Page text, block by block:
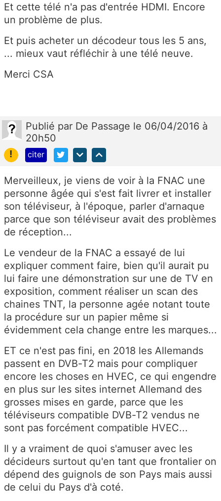
Et cette télé n'a pas d'entrée HDMI. Encore
un problème de plus.
Et puis acheter un décodeur tous les 5 ans,
... mieux vaut réfléchir à une télé neuve.
Merci CSA
Publié par De Passage le 06/04/2016 à
20h50
!
citer
Merveilleux, je viens de voir à la FNAC une
personne âgée qui s'est fait livrer et installer
son téléviseur, à l'époque, parler d'arnaque
parce que son téléviseur avait des problèmes
de réception...
Le vendeur de la FNAC a essayé de lui
expliquer comment faire, bien qu'il aurait pu
lui faire une démonstration sur une de TV en
exposition, comment réaliser un scan des
chaines TNT, la personne agée notant toute
la procédure sur un papier même si
évidemment cela change entre les marques...
ET ce n'est pas fini, en 2018 les Allemands
passent en DVB-T2 mais pour compliquer
encore les choses en HVEC, ce qui engendre
en plus sur les sites internet Allemand des
grosses mises en garde, parce que les
téléviseurs compatible DVB-T2 vendus ne
sont pas forcément compatible HVEC...
Il y a vraiment de quoi s'amuser avec les
décideurs surtout qu'en tant que frontalier on
dépend des guignols de son Pays mais aussi
de celui du Pays d'à coté.